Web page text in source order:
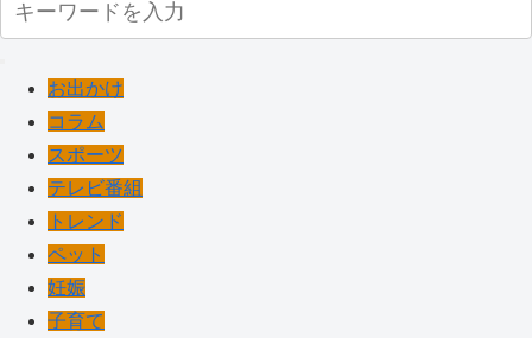
お出かけ
コラム
スポーツ
テレビ番組
トレンド
ペット
妊娠
子育て